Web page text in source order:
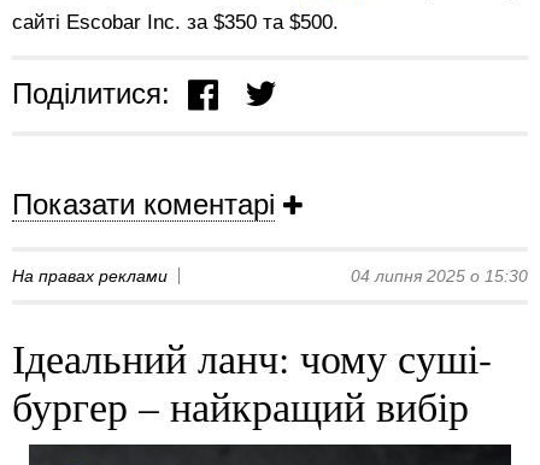
сайті Escobar Inc. за $350 та $500.
Поділитися:
Показати коментарі
На правах реклами 04 липня 2025 о 15:30
Ідеальний ланч: чому суші-
бургер – найкращий вибір